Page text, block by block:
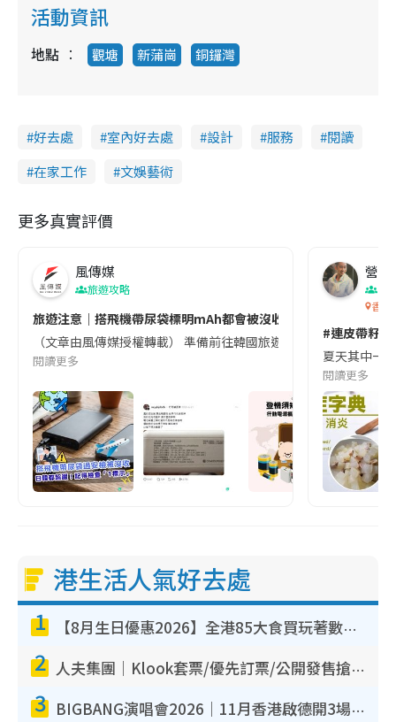
活動資訊
地點 觀塘 新蒲崗 銅鑼灣
好去處 室內好去處 設計 服務
閱讀
在家工作
文娛藝術
更多真實評價
風傳媒
旅遊攻略
旅遊注意｜搭飛機帶尿袋標明mAh都會被沒收😱出發前切記檢查
（文章由風傳媒授權轉載） 準備前往韓國旅遊的民眾，近期要
閱讀更多
營養
香港
#連皮帶籽
夏天其中一
閱讀更多
港生活人氣好去處
1 【8月生日優惠2026】全港85大食買玩著數攻略 自助餐/火鍋放題同行免費＋誠品/DONKI送現金券
2 人夫集團｜Klook套票/優先訂票/公開發售搶飛攻略！附票價.購票連結.場地座位表
3 BIGBANG演唱會2026｜11月香港啟德開3場！實名制VIP申請、優先購票攻略